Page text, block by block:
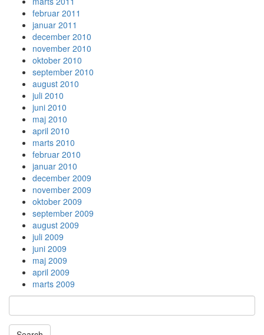
februar 2011
januar 2011
december 2010
november 2010
oktober 2010
september 2010
august 2010
juli 2010
juni 2010
maj 2010
april 2010
marts 2010
februar 2010
januar 2010
december 2009
november 2009
oktober 2009
september 2009
august 2009
juli 2009
juni 2009
maj 2009
april 2009
marts 2009